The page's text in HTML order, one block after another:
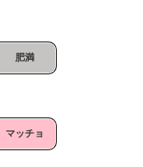
肥満
マッチョ